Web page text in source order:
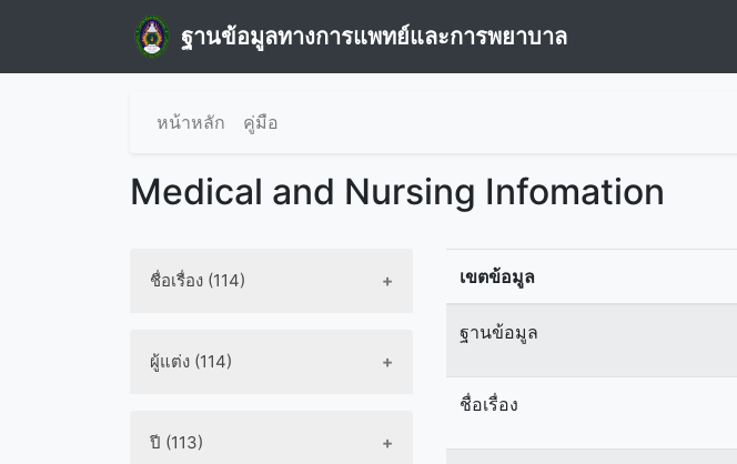
ฐานข้อมูลทางการแพทย์และการพยาบาล
หน้าหลัก คู่มือ
Medical and Nursing Infomation
ชื่อเรื่อง (114)
ผู้แต่ง (114)
ปี (113)
เขตข้อมูล
ฐานข้อมูล
ชื่อเรื่อง